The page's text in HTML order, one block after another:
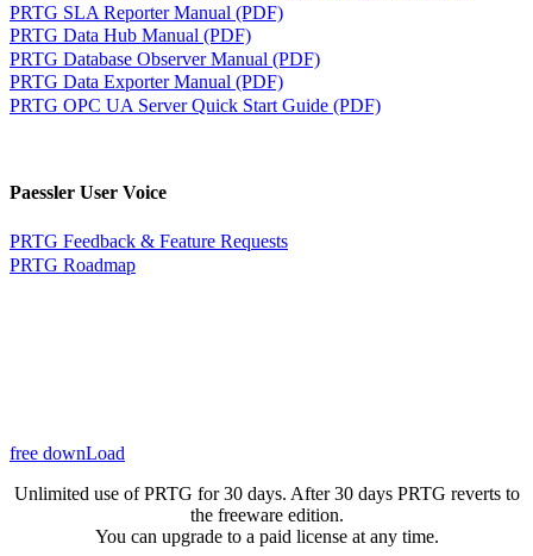
PRTG SLA Reporter Manual (PDF)
PRTG Data Hub Manual (PDF)
PRTG Database Observer Manual (PDF)
PRTG Data Exporter Manual (PDF)
PRTG OPC UA Server Quick Start Guide (PDF)
Paessler User Voice
PRTG Feedback & Feature Requests
PRTG Roadmap
free downLoad
Unlimited use of PRTG for 30 days. After 30 days PRTG reverts to
the freeware edition.
You can upgrade to a paid license at any time.